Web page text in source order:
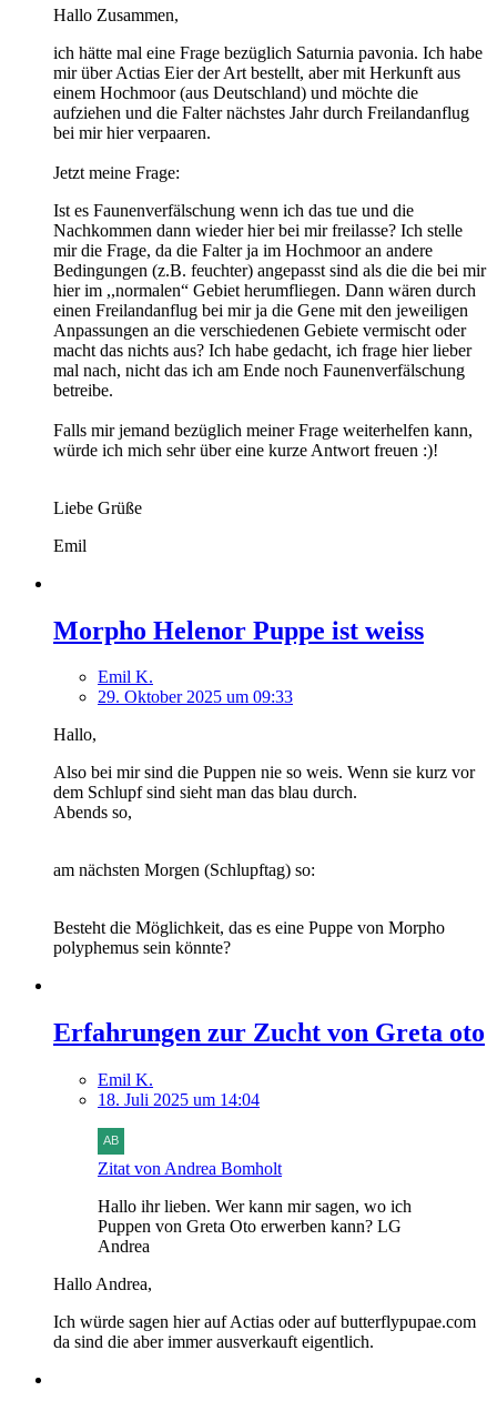
Hallo Zusammen,
ich hätte mal eine Frage bezüglich Saturnia pavonia. Ich habe
mir über Actias Eier der Art bestellt, aber mit Herkunft aus
einem Hochmoor (aus Deutschland) und möchte die
aufziehen und die Falter nächstes Jahr durch Freilandanflug
bei mir hier verpaaren.
Jetzt meine Frage:
Ist es Faunenverfälschung wenn ich das tue und die
Nachkommen dann wieder hier bei mir freilasse? Ich stelle
mir die Frage, da die Falter ja im Hochmoor an andere
Bedingungen (z.B. feuchter) angepasst sind als die die bei mir
hier im ,,normalen“ Gebiet herumfliegen. Dann wären durch
einen Freilandanflug bei mir ja die Gene mit den jeweiligen
Anpassungen an die verschiedenen Gebiete vermischt oder
macht das nichts aus? Ich habe gedacht, ich frage hier lieber
mal nach, nicht das ich am Ende noch Faunenverfälschung
betreibe.
Falls mir jemand bezüglich meiner Frage weiterhelfen kann,
würde ich mich sehr über eine kurze Antwort freuen :)!
Liebe Grüße
Emil
Morpho Helenor Puppe ist weiss
Emil K.
29. Oktober 2025 um 09:33
Hallo,
Also bei mir sind die Puppen nie so weis. Wenn sie kurz vor
dem Schlupf sind sieht man das blau durch.
Abends so,
am nächsten Morgen (Schlupftag) so:
Besteht die Möglichkeit, das es eine Puppe von Morpho
polyphemus sein könnte?
Erfahrungen zur Zucht von Greta oto
Emil K.
18. Juli 2025 um 14:04
Zitat von Andrea Bomholt
Hallo ihr lieben. Wer kann mir sagen, wo ich
Puppen von Greta Oto erwerben kann? LG
Andrea
Hallo Andrea,
Ich würde sagen hier auf Actias oder auf butterflypupae.com
da sind die aber immer ausverkauft eigentlich.